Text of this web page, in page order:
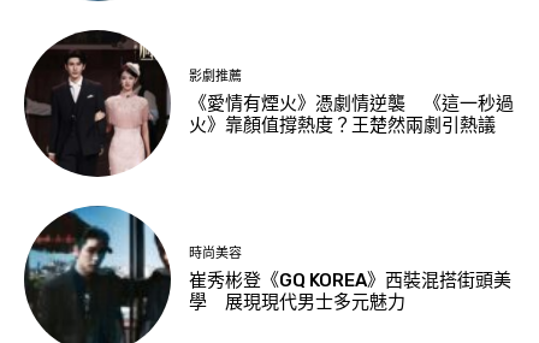
影劇推薦
《愛情有煙火》憑劇情逆襲 《這一秒過
火》靠顏值撐熱度？王楚然兩劇引熱議
時尚美容
崔秀彬登《GQ KOREA》西裝混搭街頭美
學 展現現代男士多元魅力